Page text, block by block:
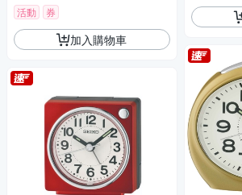
活動 券
加入購物車